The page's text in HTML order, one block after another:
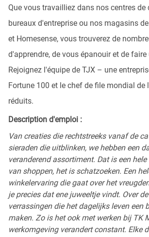
Que vous travailliez dans nos centres
bureaux d'entreprise ou nos magasins
et Homesense, vous trouverez de
d'apprendre, de vous épanouir et de
Rejoignez l'équipe de TJX – une
Fortune 100 et le chef de file mondial de
réduits.
Description d'emploi :
Van creaties die rechtstreeks vanaf de
sieraden die uitblinken, we hebben een
veranderend assortiment. Dat is een
van shoppen, het is schatzoeken. Een
winkelervaring die gaat over het
je precies dat ene juweeltje vindt. Over
verrassingen die het dagelijks leven een
maken. Zo is het ook met werken bij TK
werkomgeving verandert constant. Elke